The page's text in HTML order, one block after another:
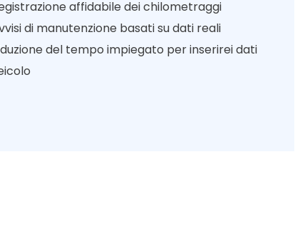
affidabile dei chilometraggi
di manutenzione basati su dati reali
del tempo impiegato per inserirei dati